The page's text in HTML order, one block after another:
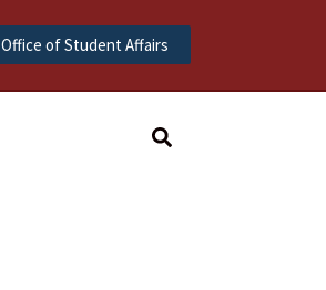
Office of Student Affairs
Search